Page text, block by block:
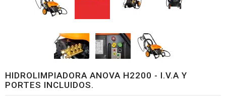
HIDROLIMPIADORA ANOVA H2200 - I.V.A Y
PORTES INCLUIDOS.